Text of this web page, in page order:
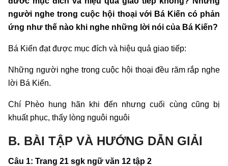
người nghe trong cuộc hội thoại với Bá Kiến có phản
ứng như thế nào khi nghe những lời nói của Bá Kiến?
Bá Kiến đạt được mục đích và hiệu quả giao tiếp:
Những người nghe trong cuộc hội thoại đều răm rắp nghe
lời Bá Kiến.
Chí Phèo hung hãn khi đến nhưng cuối cùng cũng bị
khuất phục, thấy lòng nguôi nguôi
B. BÀI TẬP VÀ HƯỚNG DẪN GIẢI
Câu 1: Trang 21 sgk ngữ văn 12 tập 2